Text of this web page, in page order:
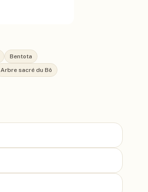
Bentota
Arbre sacré du Bô